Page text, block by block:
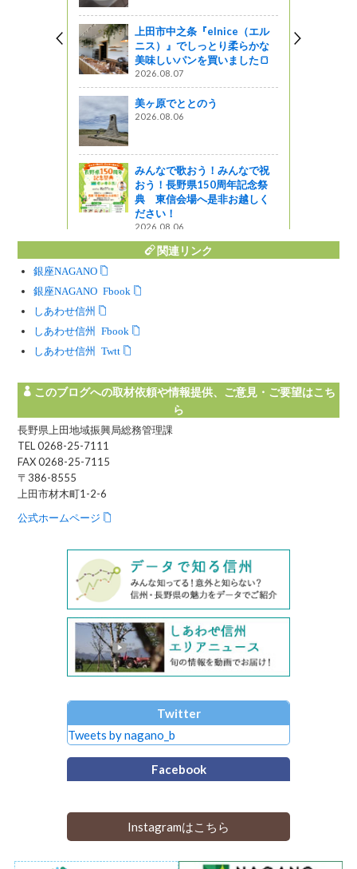
上田市中之条『elnice（エル
ニス）』でしっとり柔らかな
美味しいパンを買いました🍞
2026.08.07
美ヶ原でととのう
2026.08.06
みんなで歌おう！みんなで祝
おう！長野県150周年記念祭
典 東信会場へ是非お越しく
ださい！
2026.08.06
関連リンク
銀座NAGANO
銀座NAGANO Facebook
しあわせ信州
しあわせ信州 Facebook
しあわせ信州 Twitter
このブログへの取材依頼や情報提供、ご意見・ご要望はこち
ら
長野県上田地域振興局総務管理課
TEL 0268-25-7111
FAX 0268-25-7115
〒386-8555
上田市材木町1-2-6
公式ホームページ
Twitter
Tweets by nagano_b
Facebook
Instagramはこちら